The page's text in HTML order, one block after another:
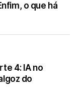
o que há
4: IA no
do